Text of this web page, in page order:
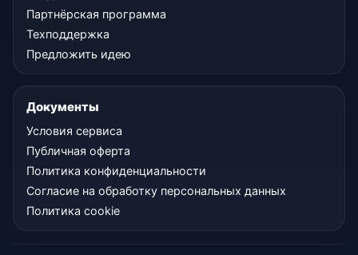
Партнёрская программа
Техподдержка
Предложить идею
Документы
Условия сервиса
Публичная оферта
Политика конфиденциальности
Согласие на обработку персональных данных
Политика cookie